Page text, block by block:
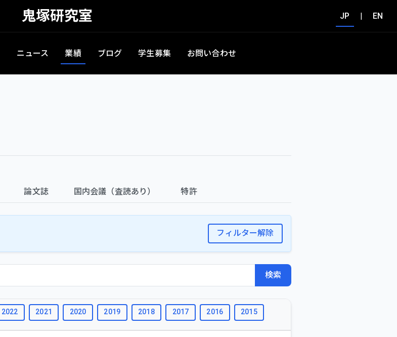
鬼塚研究室 JP | EN
ニュース 業績 ブログ 学生募集 お問い合わせ
論文誌 国内会議（査読あり） 特許
フィルター解除
検索
2022 2021 2020 2019 2018 2017 2016 2015